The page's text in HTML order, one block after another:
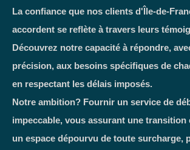
La confiance que nos clients d'Île-de-
accordent se reflète à travers leurs
Découvrez notre capacité à répondre,
précision, aux besoins spécifiques de
en respectant les délais imposés.
Notre ambition? Fournir un service de
impeccable, vous assurant une transition
un espace dépourvu de toute surcharge,